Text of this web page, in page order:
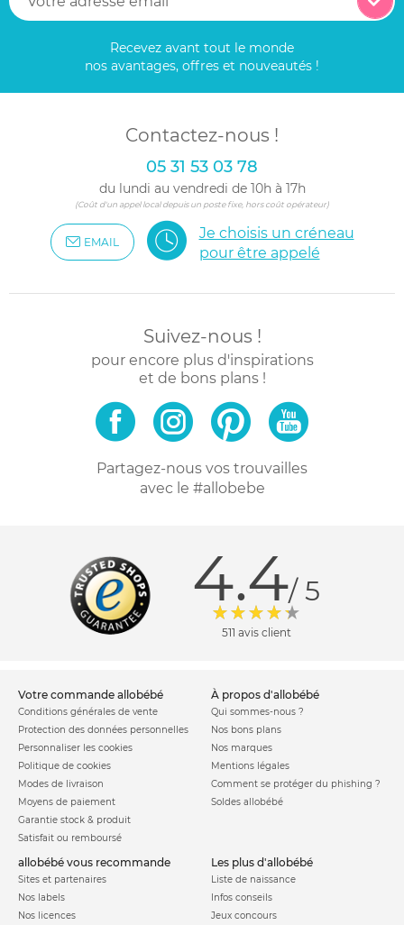
Recevez avant tout le monde
nos avantages, offres et nouveautés !
Contactez-nous !
05 31 53 03 78
du lundi au vendredi de 10h à 17h
(Coût d'un appel local depuis un poste fixe, hors coût opérateur)
EMAIL
Je choisis un créneau
pour être appelé
Suivez-nous !
pour encore plus d'inspirations
et de bons plans !
Partagez-nous vos trouvailles
avec le #allobebe
4.4/ 5
511 avis client
votre commande allobébé
Conditions générales de vente
Protection des données personnelles
Personnaliser les cookies
Politique de cookies
Modes de livraison
Moyens de paiement
Garantie stock & produit
Satisfait ou remboursé
à propos d'allobébé
Qui sommes-nous ?
Nos bons plans
Nos marques
Mentions légales
Comment se protéger du phishing ?
Soldes allobébé
allobébé vous recommande
Sites et partenaires
Nos labels
Nos licences
les plus d'allobébé
Liste de naissance
Infos conseils
Jeux concours